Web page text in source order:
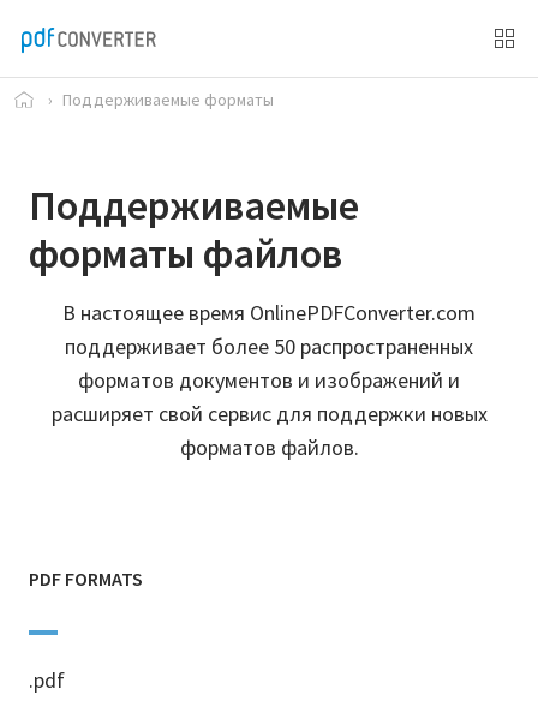
› Поддерживаемые форматы
Поддерживаемые
форматы файлов
В настоящее время OnlinePDFConverter.com
поддерживает более 50 распространенных
форматов документов и изображений и
расширяет свой сервис для поддержки новых
форматов файлов.
PDF FORMATS
.pdf